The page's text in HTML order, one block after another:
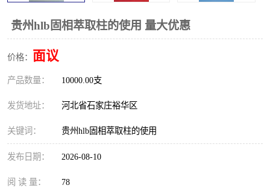
贵州hlb固相萃取柱的使用 量大优惠
价格： 面议
产品数量： 10000.00支
发货地址： 河北省石家庄裕华区
关键词： 贵州hlb固相萃取柱的使用
发布日期： 2026-08-10
阅 读 量： 78